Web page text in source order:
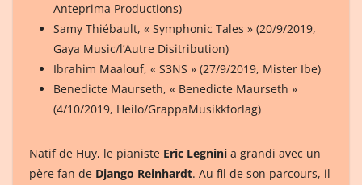
Anteprima Productions)
Samy Thiébault, « Symphonic Tales » (20/9/2019,
Gaya Music/l’Autre Disitribution)
Ibrahim Maalouf, « S3NS » (27/9/2019, Mister Ibe)
Benedicte Maurseth, « Benedicte Maurseth »
(4/10/2019, Heilo/GrappaMusikkforlag)
Natif de Huy, le pianiste Eric Legnini a grandi avec un
père fan de Django Reinhardt. Au fil de son parcours, il